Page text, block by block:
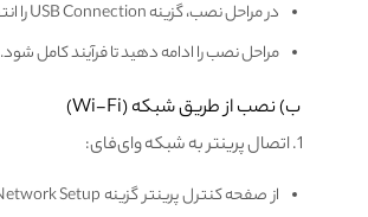
در مراحل نصب، گزینه USB Connection را انتخاب کنید.
مراحل نصب را ادامه دهید تا فرآیند کامل شود.
ب) نصب از طریق شبکه (Wi-Fi)
1. اتصال پرینتر به شبکه وای‌فای: